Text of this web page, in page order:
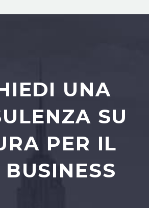
UNA
SU
PER IL